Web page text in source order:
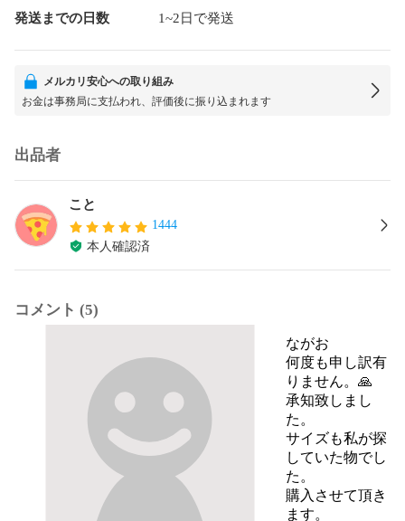
発送までの日数 1~2日で発送
メルカリ安心への取り組み
お金は事務局に支払われ、評価後に振り込まれます
出品者
こと
1444
本人確認済
コメント (5)
ながお
何度も申し訳有
りません。🙏
承知致しまし
た。
サイズも私が探
していた物でし
た。
購入させて頂き
ます。